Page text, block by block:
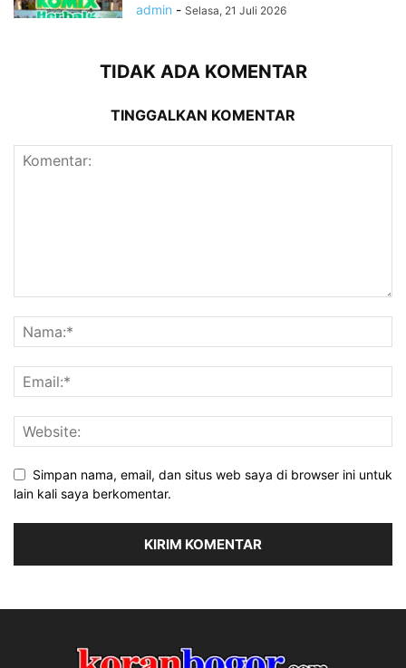
admin - Selasa, 21 Juli 2026
TIDAK ADA KOMENTAR
TINGGALKAN KOMENTAR
Simpan nama, email, dan situs web saya di browser ini untuk
lain kali saya berkomentar.